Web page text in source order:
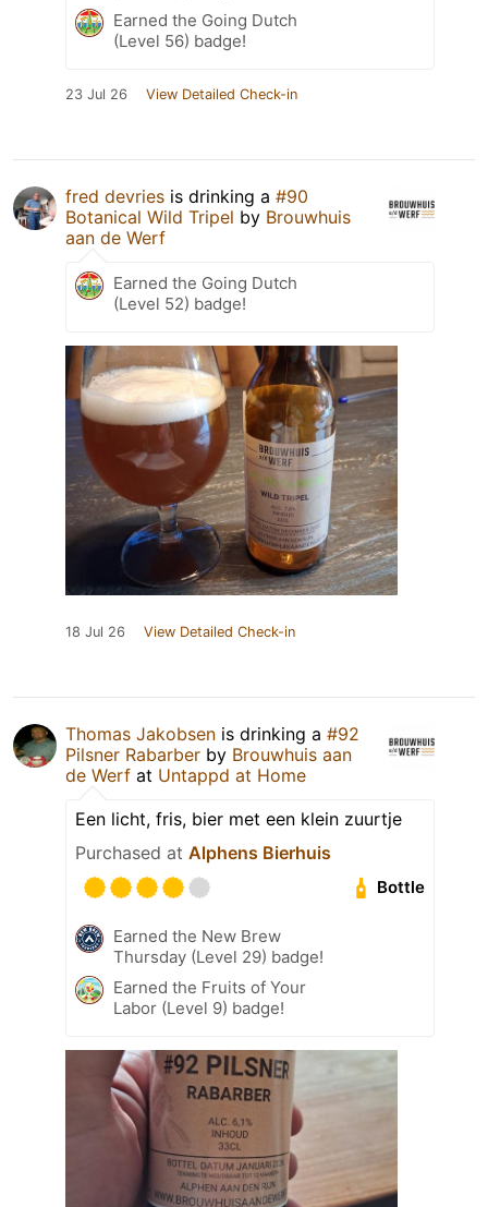
Earned the Going Dutch
(Level 56) badge!
23 Jul 26 View Detailed Check-in
fred devries is drinking a #90
Botanical Wild Tripel by Brouwhuis
aan de Werf
Earned the Going Dutch
(Level 52) badge!
18 Jul 26 View Detailed Check-in
Thomas Jakobsen is drinking a #92
Pilsner Rabarber by Brouwhuis aan
de Werf at Untappd at Home
Een licht, fris, bier met een klein zuurtje
Purchased at Alphens Bierhuis
Bottle
Earned the New Brew
Thursday (Level 29) badge!
Earned the Fruits of Your
Labor (Level 9) badge!